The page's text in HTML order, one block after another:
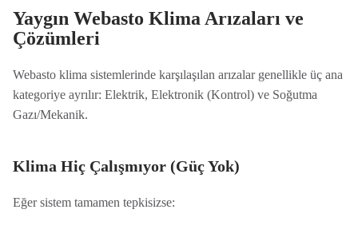
Yaygın Webasto Klima Arızaları ve
Çözümleri
Webasto klima sistemlerinde karşılaşılan arızalar genellikle üç ana
kategoriye ayrılır: Elektrik, Elektronik (Kontrol) ve Soğutma
Gazı/Mekanik.
Klima Hiç Çalışmıyor (Güç Yok)
Eğer sistem tamamen tepkisizse: